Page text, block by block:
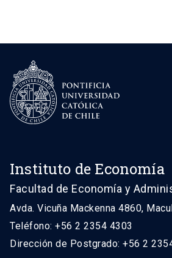
Instituto de Economía
Facultad de Economía y
Avda. Vicuña Mackenna 4860,
Teléfono: +56 2 2354 4303
Dirección de Postgrado: +56 2